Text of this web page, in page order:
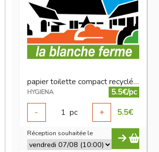
papier toilette compact recyclé 4 unités
HYGIENA
5.5€/pc
-
1 pc + 5.5€
Réception souhaitée le